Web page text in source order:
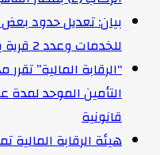
بيان: تعديل حدود
للخدمات وعدد 2 قرية بالظهير الصحراوي
“الرقابة المالية”
قانونية